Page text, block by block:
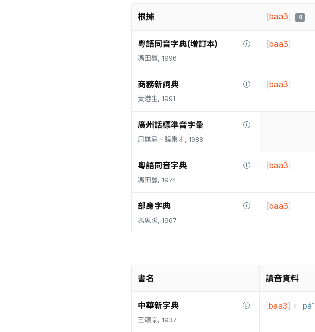
根據 [baa3] 4
粵語同音字典(增訂本)
馮田獵, 1996
[baa3]
商務新詞典
黃港生, 1991
[baa3]
廣州話標準音字彙
周無忌、饒秉才, 1988
粵語同音字典
馮田獵, 1974
[baa3]
部身字典
馮思禹, 1967
[baa3]
書名 讀音資料
中華新字典
王頌棠, 1937
[baa3] pá꜄